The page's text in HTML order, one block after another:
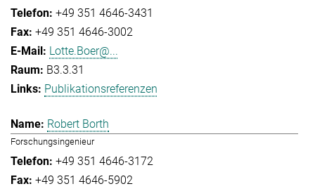
+49 351 4646-3431
+49 351 4646-3002
Lotte.Boer@...
B3.3.31
Publikationsreferenzen
Robert Borth
Forschungsingenieur
+49 351 4646-3172
+49 351 4646-5902